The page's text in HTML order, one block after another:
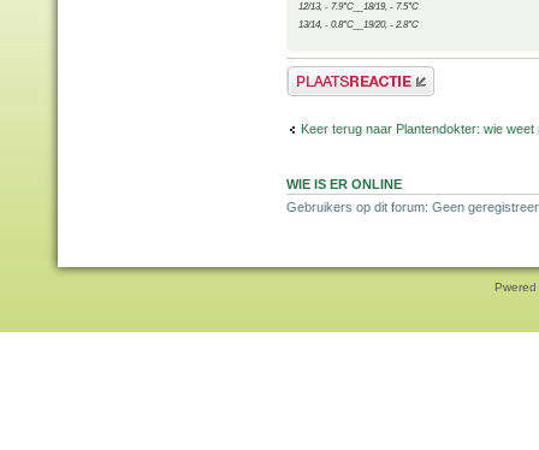
12/13, - 7.9°C__18/19, - 7.5°C
13/14, - 0.8°C__19/20, - 2.8°C
Plaats een reactie
Keer terug naar Plantendokter: wie weet
WIE IS ER ONLINE
Gebruikers op dit forum: Geen